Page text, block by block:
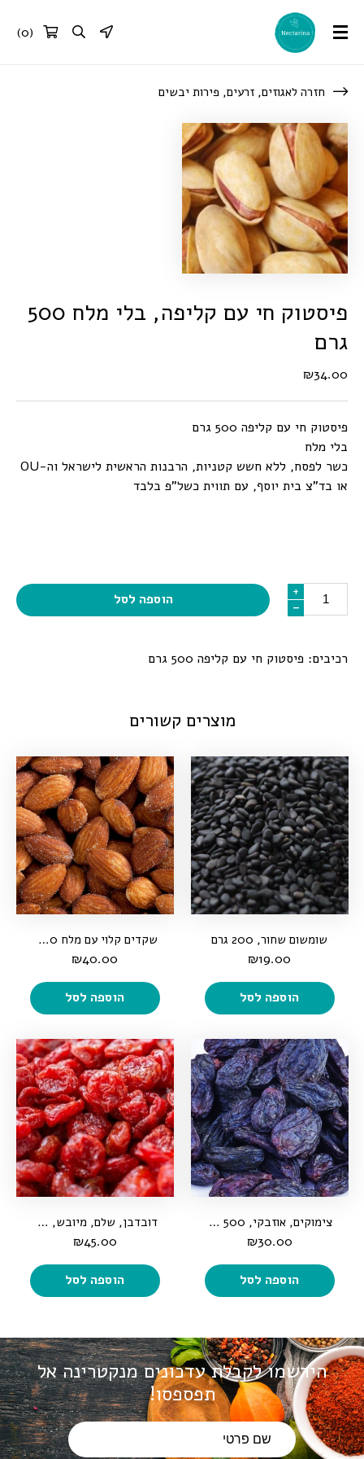
(
0
)
חזרה לאגוזים, זרעים, פירות יבשים
פיסטוק חי עם קליפה, בלי מלח 500
גרם
₪34.00
פיסטוק חי עם קליפה 500 גרם
בלי מלח
כשר לפסח, ללא חשש קטניות, הרבנות הראשית לישראל וה-OU
או בד”צ בית יוסף, עם תווית כשל”פ בלבד
+
-
+
- הוספה לסל
רכיבים: פיסטוק חי עם קליפה 500 גרם
מוצרים קשורים
שומשום שחור, 200 גרם
₪19.00
הוספה לסל
שקדים קלוי עם מלח 500 גרם
₪40.00
הוספה לסל
צימוקים, אוזבקי, 500 גרם
₪30.00
הוספה לסל
דובדבן, שלם, מיובש, ללא סוכר, 500 גרם
₪45.00
הוספה לסל
הירשמו לקבלת עדכונים מנקטרינהאל
תפספסו!